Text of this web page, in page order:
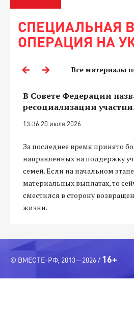
СПЕЦИАЛЬНАЯ
ОПЕРАЦИЯ НА
Все материалы
В Совете Федерации
ресоциализации
13:36 20 июля 2026
За последнее время принято
направленных на поддержку
семей. Если на начальном
материальных выплатах, то
сместился в сторону
жизни.
© ВМЕСТЕ-РФ, 2013—2026 / 16+